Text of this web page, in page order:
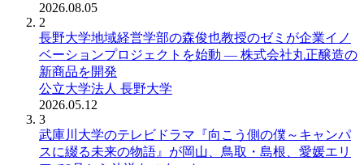
2026.08.05
2
長野大学地域経営学部の森俊也教授のゼミが企業イノ
ベーションプロジェクトを始動 ― 株式会社丸正醸造の
新商品を開発
公立大学法人 長野大学
2026.05.12
3
武庫川大学のテレビドラマ『向こう側の僕～キャンパ
スに綴る未来の物語』が岡山、鳥取・島根、愛媛エリ